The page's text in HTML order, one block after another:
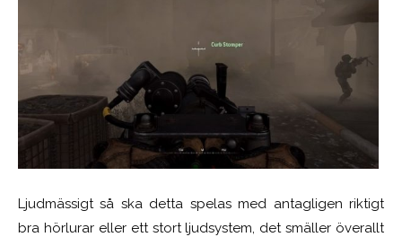
Ljudmässigt så ska detta spelas med antagligen riktigt
bra hörlurar eller ett stort ljudsystem, det smäller överallt